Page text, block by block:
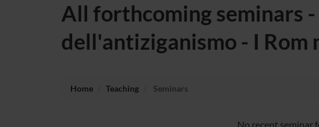
All forthcoming seminars
dell'antiziganismo - I
Home Teaching Seminars
No recent seminar